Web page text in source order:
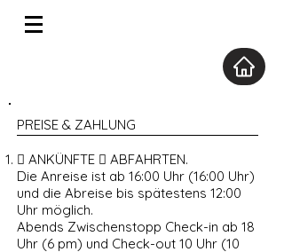
PREISE & ZAHLUNG
 ANKÜNFTE  ABFAHRTEN.
Die Anreise ist ab 16:00 Uhr (16:00 Uhr)
und die Abreise bis spätestens 12:00
Uhr möglich.
Abends Zwischenstopp Check-in ab 18
Uhr (6 pm) und Check-out 10 Uhr (10